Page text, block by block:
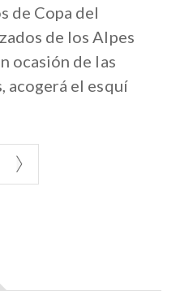
de Copa del
de los Alpes
ocasión de las
acogerá el esquí